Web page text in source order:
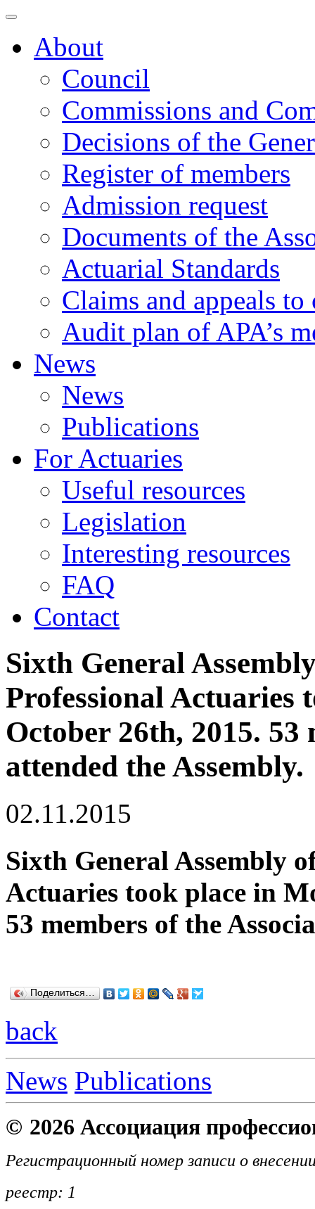
About
Council
Commissions and
Decisions of the
Register of members
Admission request
Documents of the
Actuarial Standards
Claims and appeals to
Audit plan of APA’s
News
News
Publications
For Actuaries
Useful resources
Legislation
Interesting resources
FAQ
Contact
Sixth General
Professional Actuaries
October 26th, 2015. 53
attended the Assembly.
02.11.2015
Sixth General Assembly
Actuaries took place in
53 members of the
Поделиться…
back
News Publications
© 2026 Ассоциация
Регистрационный номер записи о
реестр: 1